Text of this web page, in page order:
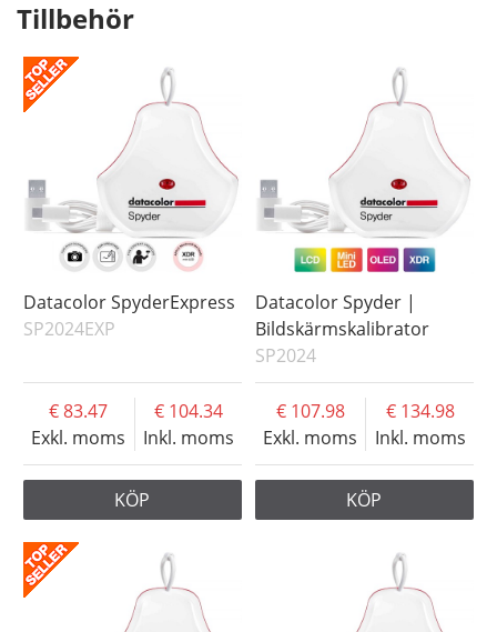
Tillbehör
Datacolor SpyderExpress
SP2024EXP
Exkl. moms
83.47
Inkl. moms
104.34
KÖP
Datacolor Spyder |
Bildskärmskalibrator
SP2024
Exkl. moms
107.98
Inkl. moms
134.98
KÖP